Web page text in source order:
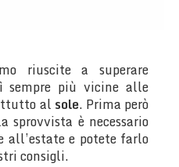
riuscite a superare
sempre più vicine alle
al sole. Prima però
è necessario
all’estate e potete farlo
consigli.